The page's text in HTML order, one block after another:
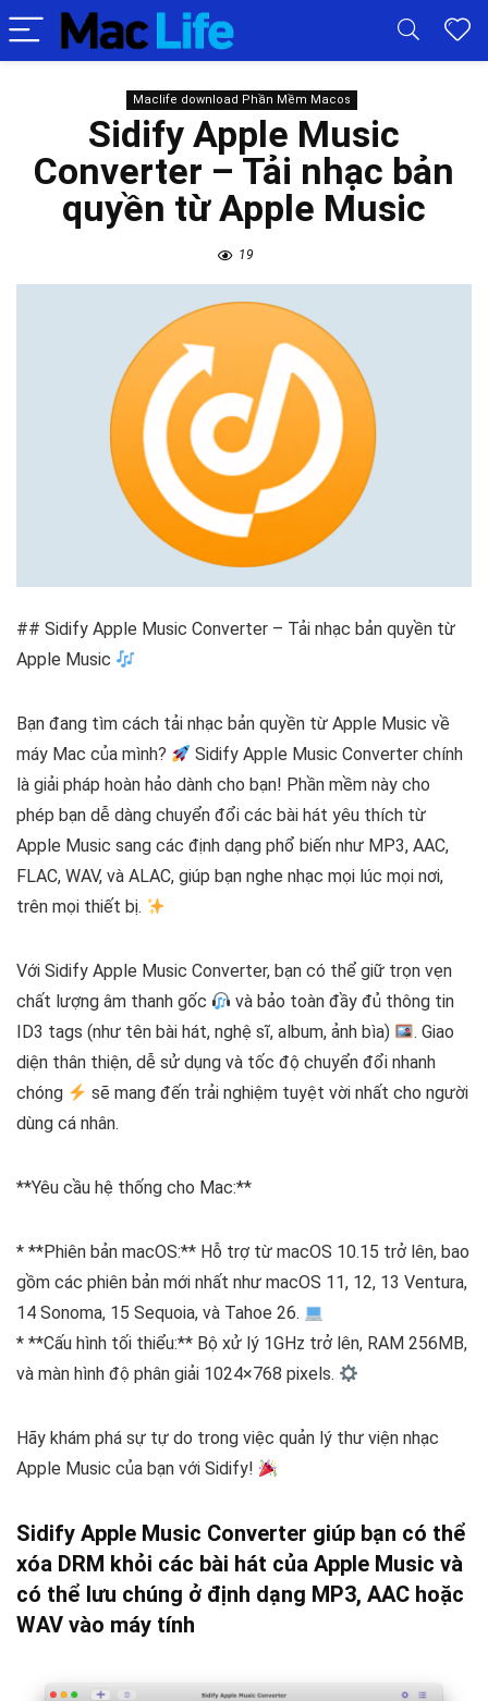
Maclife download Phần Mềm Macos
Sidify Apple Music
Converter – Tải nhạc bản
quyền từ Apple Music
19
## Sidify Apple Music Converter – Tải nhạc bản quyền từ
Apple Music
Bạn đang tìm cách tải nhạc bản quyền từ Apple Music về
máy Mac của mình?
Sidify Apple Music Converter chính
là giải pháp hoàn hảo dành cho bạn! Phần mềm này cho
phép bạn dễ dàng chuyển đổi các bài hát yêu thích từ
Apple Music sang các định dạng phổ biến như MP3, AAC,
FLAC, WAV, và ALAC, giúp bạn nghe nhạc mọi lúc mọi nơi,
trên mọi thiết bị.
Với Sidify Apple Music Converter, bạn có thể giữ trọn vẹn
chất lượng âm thanh gốc
và bảo toàn đầy đủ thông tin
ID3 tags (như tên bài hát, nghệ sĩ, album, ảnh bìa)
. Giao
diện thân thiện, dễ sử dụng và tốc độ chuyển đổi nhanh
chóng
sẽ mang đến trải nghiệm tuyệt vời nhất cho người
dùng cá nhân.
**Yêu cầu hệ thống cho Mac:**
* **Phiên bản macOS:** Hỗ trợ từ macOS 10.15 trở lên, bao
gồm các phiên bản mới nhất như macOS 11, 12, 13 Ventura,
14 Sonoma, 15 Sequoia, và Tahoe 26.
* **Cấu hình tối thiểu:** Bộ xử lý 1GHz trở lên, RAM 256MB,
và màn hình độ phân giải 1024×768 pixels.
Hãy khám phá sự tự do trong việc quản lý thư viện nhạc
Apple Music của bạn với Sidify!
Sidify Apple Music Converter giúp bạn có thể
xóa DRM khỏi các bài hát của Apple Music và
có thể lưu chúng ở định dạng MP3, AAC hoặc
WAV vào máy tính